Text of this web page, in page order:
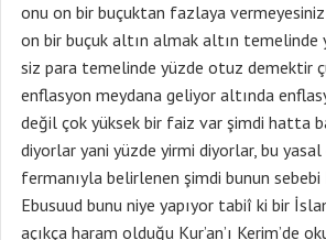
onu on bir buçuktan fazlaya
on bir buçuk altın almak altın temelinde
siz para temelinde yüzde otuz demektir
enflasyon meydana geliyor altında
değil çok yüksek bir faiz var şimdi hatta
diyorlar yani yüzde yirmi diyorlar, bu yasal
fermanıyla belirlenen şimdi bunun sebebi
Ebusuud bunu niye yapıyor tabiî ki bir
açıkça haram olduğu Kur’an’ı Kerim’de